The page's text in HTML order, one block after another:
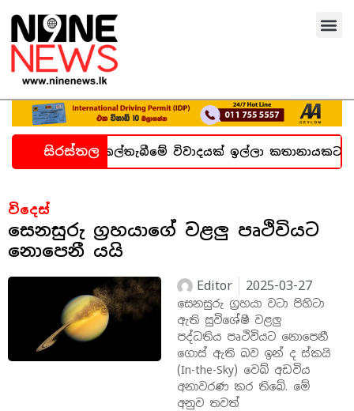
සිරස්තල
හදිසි කල්තැබීමේ විවාදයක් ඉල්ලා කතානායකට ලිපියක්
විදෙස්
සෙනසුරු ග්‍රහයාගේ වළලු පෘථිවියට
නොපෙනී යයි
Editor 2025-03-27
සෙනසුරු ග්‍රහයා වටා පිහිටා
ඇති සුවිශේෂී වළලු
පද්ධතිය පෘථිවියට නොපෙනී
ගොස් ඇති බව ඉන් ද ස්කයි
(In-the-Sky) වෙබ් අඩවිය
අනාවරණ කර තිබේ. මේ
අනුව තවත්